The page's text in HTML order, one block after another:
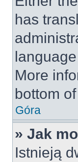
has
More
bottom
Góra
» Jak
Istnieją